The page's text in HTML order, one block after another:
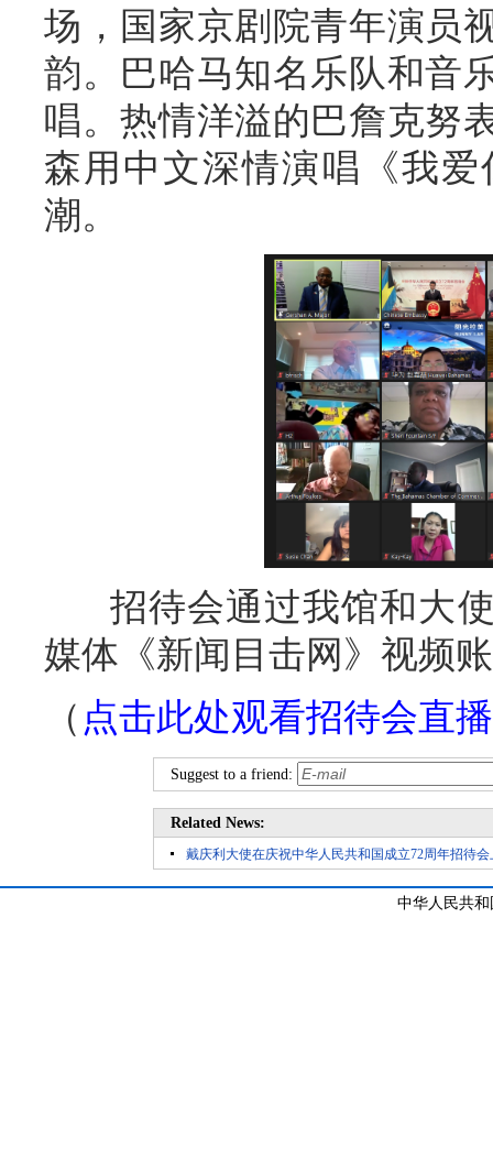
场，国家京剧院青年演员
韵。巴哈马知名乐队和音
唱。热情洋溢的巴詹克努
森用中文深情演唱《我
潮。
招待会通过我馆和大使
媒体《新闻目击网》视频
（ 点击此处观看招待会直
Suggest to a friend:
Related News:
戴庆利大使在庆祝中华人民共和国成立72周年招待
中华人民共